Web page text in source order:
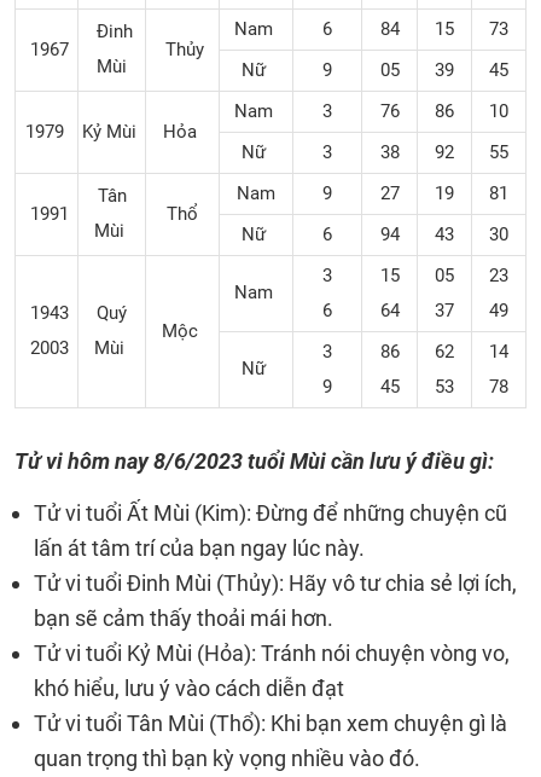
1967
Đinh
Mùi
Thủy
Nam 6 84 15
73
Nữ
9 05 39 45
1979 Kỷ Mùi Hỏa
Nam 3 76 86
10
Nữ
3 38 92 55
1991
Tân
Mùi
Thổ
Nam 9 27 19
81
Nữ
6 94 43 30
1943
2003
Quý
Mùi
Mộc
Nam
3
6
15
64
05
37
23
49
Nữ
3
9
86
45
62
53
14
78
Tử vi hôm nay 8/6/2023 tuổi Mùi cần lưu ý điều gì:
Tử vi tuổi Ất Mùi (Kim): Đừng để những chuyện cũ
lấn át tâm trí của bạn ngay lúc này.
Tử vi tuổi Đinh Mùi (Thủy): Hãy vô tư chia sẻ lợi ích,
bạn sẽ cảm thấy thoải mái hơn.
Tử vi tuổi Kỷ Mùi (Hỏa): Tránh nói chuyện vòng vo,
khó hiểu, lưu ý vào cách diễn đạt
Tử vi tuổi Tân Mùi (Thổ): Khi bạn xem chuyện gì là
quan trọng thì bạn kỳ vọng nhiều vào đó.